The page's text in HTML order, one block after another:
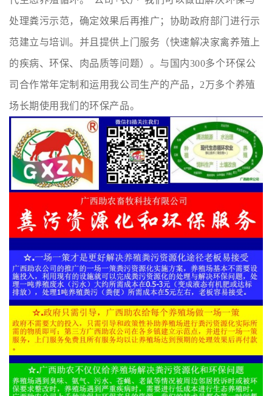
处理粪污示范，确定效果后再推广；协助政府部门进行示
范建立与培训。并且提供上门服务（快速解决家禽养殖上
的疾病、环保、肉品质等问题）。与国内300多个环保公
司合作常年定制和运用我公司生产的产品，2万多个养殖
场长期使用我们的环保产品。